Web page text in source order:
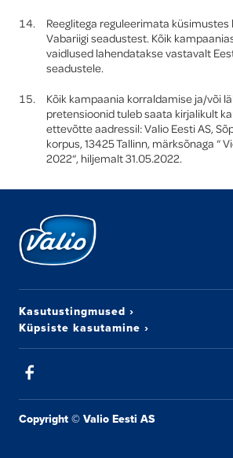
Reeglitega reguleerimata
Vabariigi seadustest. Kõik
vaidlused lahendatakse vastavalt
seadustele.
Kõik kampaania korraldamise ja/või
pretensioonid tuleb saata kirjalikult
ettevõtte aadressil: Valio Eesti AS,
korpus, 13425 Tallinn, märksõnaga “
2022“, hiljemalt 31.05.2022.
Kasutustingmused ›
Küpsiste kasutamine ›
Copyright © Valio Eesti AS